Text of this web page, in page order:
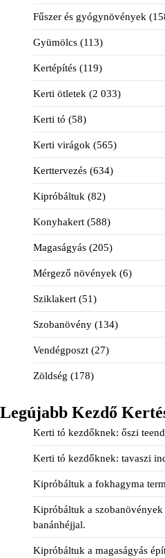
Fűszer és gyógynövények
Gyümölcs (113)
Kertépítés (119)
Kerti ötletek (2 033)
Kerti tó (58)
Kerti virágok (565)
Kerttervezés (634)
Kipróbáltuk (82)
Konyhakert (588)
Magaságyás (205)
Mérgező növények (6)
Sziklakert (51)
Szobanövény (134)
Vendégposzt (27)
Zöldség (178)
Legújabb Kezdő
Kerti tó kezdőknek: őszi
Kerti tó kezdőknek: tavaszi
Kipróbáltuk a fokhagyma
Kipróbáltuk a szobanövények
banánhéjjal.
Kipróbáltuk a magaságyás